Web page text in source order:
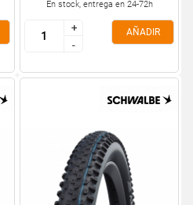
En stock, entrega en 24-72h
+
-
+
-
AÑADIR